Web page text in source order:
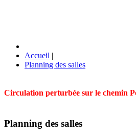
Accueil |
Planning des salles
Circulation perturbée sur le chemin
Planning des salles